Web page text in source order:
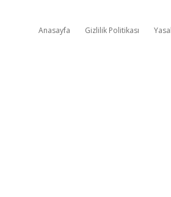
Anasayfa Gizlilik Politikası